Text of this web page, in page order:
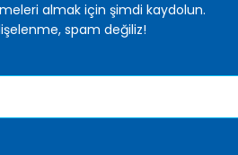
almak için şimdi kaydolun.
spam değiliz!